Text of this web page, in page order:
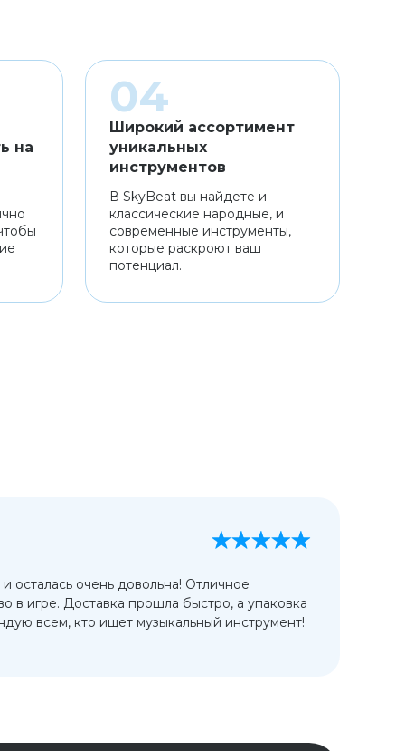
на
Широкий ассортимент
уникальных
инструментов
В SkyBeat вы найдете и
классические народные, и
современные инструменты,
которые раскроют ваш
потенциал.
осталась очень довольна! Отличное
в игре. Доставка прошла быстро, а упаковка
всем, кто ищет музыкальный инструмент!